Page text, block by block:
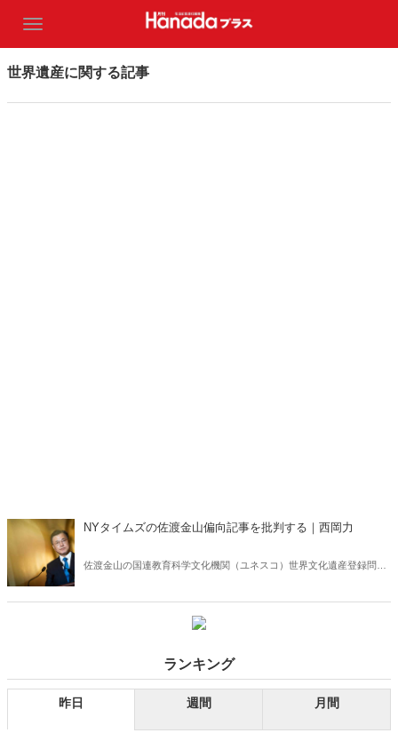
世界遺産に関する記事
NYタイムズの佐渡金山偏向記事を批判する｜西岡力
佐渡金山の国連教育科学文化機関（ユネスコ）世界文化遺産登録問題
ランキング
昨日 週間 月間